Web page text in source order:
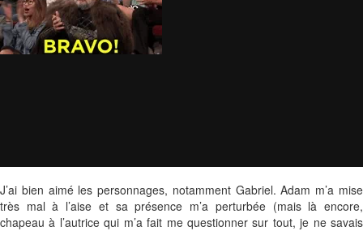
J’ai bien aimé les personnages, notamment Gabriel. Adam m’a mise
très mal à l’aise et sa présence m’a perturbée (mais là encore,
chapeau à l’autrice qui m’a fait me questionner sur tout, je ne savais